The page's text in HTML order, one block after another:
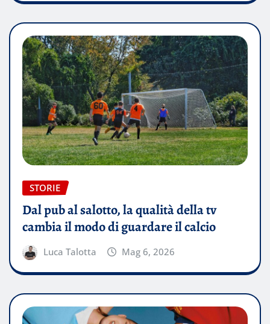
STORIE
Dal pub al salotto, la qualità della tv
cambia il modo di guardare il calcio
Luca Talotta Mag 6, 2026